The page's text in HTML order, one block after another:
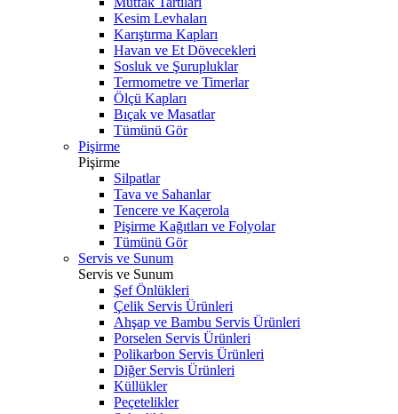
Kesim Levhaları
Karıştırma Kapları
Havan ve Et Dövecekleri
Sosluk ve Şurupluklar
Termometre ve Timerlar
Ölçü Kapları
Bıçak ve Masatlar
Tümünü Gör
Pişirme
Pişirme
Silpatlar
Tava ve Sahanlar
Tencere ve Kaçerola
Pişirme Kağıtları ve Folyolar
Tümünü Gör
Servis ve Sunum
Servis ve Sunum
Şef Önlükleri
Çelik Servis Ürünleri
Ahşap ve Bambu Servis Ürünleri
Porselen Servis Ürünleri
Polikarbon Servis Ürünleri
Diğer Servis Ürünleri
Küllükler
Peçetelikler